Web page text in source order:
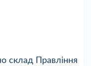
склад Правління